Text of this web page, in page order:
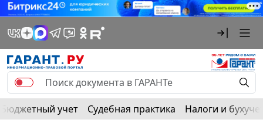
Бюджетный учет Судебная практика Налоги и